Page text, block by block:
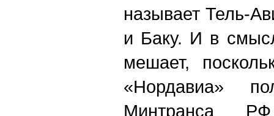
называет Тель-
и Баку. И в
мешает,
«Нордавиа»
Минтранса